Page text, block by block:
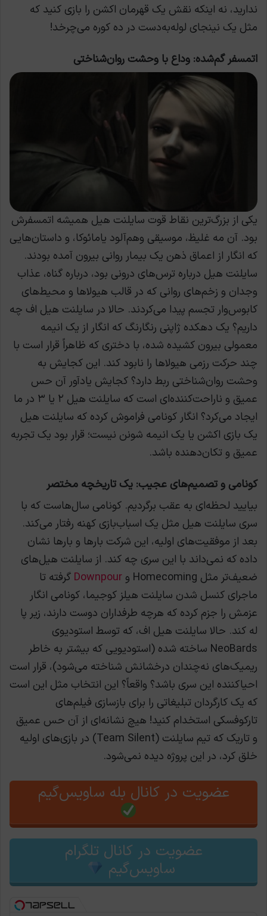
ندارید، نه اینکه نقش یک قهرمان اکشن را بازی کنید که
مثل یک نینجای لوله‌به‌دست در ده کوره می‌چرخد!
اتمسفر گم‌شده: وداع با وحشت روان‌شناختی
یکی از بزرگ‌ترین نقاط قوت سایلنت هیل همیشه اتمسفرش
بود. آن مه غلیظ، موسیقی وهم‌آلود یامائوکا، و داستان‌هایی
که انگار از اعماق ذهن یک بیمار روانی بیرون آمده بودند.
سایلنت هیل درباره ترس‌های درونی بود، درباره گناه، عذاب
وجدان و زخم‌های روانی که در قالب هیولاها و محیط‌های
کابوس‌وار تجسم پیدا می‌کردند. حالا در سایلنت هیل اف چه
داریم؟ یک دهکده ژاپنی رنگارنگ که انگار از یک انیمه
معمولی بیرون کشیده شده، با دختری که ظاهراً قرار است با
چند حرکت رزمی هیولاها را نابود کند. این کجایش به
وحشت روان‌شناختی ربط دارد؟ کجایش یادآور آن حس
عمیق و ناراحت‌کننده‌ای است که سایلنت هیل ۲ یا ۳ در ما
ایجاد می‌کرد؟ انگار کونامی فراموش کرده که سایلنت هیل
یک بازی اکشن یا یک انیمه شونن نیست؛ قرار بود یک تجربه
عمیق و تکان‌دهنده باشد.
کونامی و تصمیم‌های عجیب: یک تاریخچه مختصر
بیایید لحظه‌ای به عقب برگردیم. کونامی سال‌هاست که با
سری سایلنت هیل مثل یک اسباب‌بازی کهنه رفتار می‌کند.
بعد از موفقیت‌های اولیه، این شرکت بارها و بارها نشان
داده که نمی‌داند با این سری چه کند. از سایلنت هیل‌های
ضعیف‌تر مثل Homecoming و
Downpour گرفته تا
ماجرای کنسل شدن سایلنت هیلز کوجیما، کونامی انگار
عزمش را جزم کرده که هرچه طرفداران دوست دارند، زیر پا
له کند. حالا سایلنت هیل اف، که توسط استودیوی
NeoBards ساخته شده (استودیویی که بیشتر به خاطر
ریمیک‌های نه‌چندان درخشانش شناخته می‌شود)، قرار است
احیاکننده این سری باشد؟ واقعاً؟ این انتخاب مثل این است
که یک کارگردان تبلیغاتی را برای بازسازی فیلم‌های
تارکوفسکی استخدام کنید! هیچ نشانه‌ای از آن حس عمیق
و تاریک که تیم سایلنت (Team Silent) در بازی‌های اولیه
خلق کرد، در این پروژه دیده نمی‌شود.
عضویت در کانال بله ساویس‌گیم
عضویت در کانال تلگرام
ساویس‌گیم